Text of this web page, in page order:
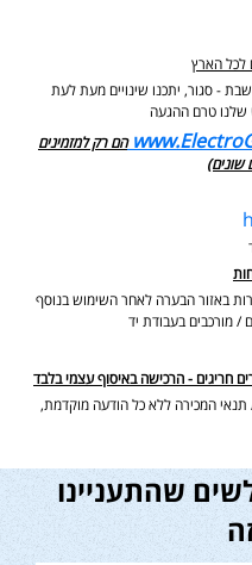
יתכנו שינויים מעת לעת
טרם ההגעה
הם רק למזמינים
שונים)
באזור הבערה לאחר השימוש בנוסף
חריגים - הרכישה באיסוף עצמי בלבד
המכירה ללא כל הודעה מוקדמת,
שהתעניינו